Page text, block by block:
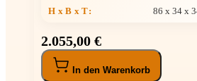
H x B x T: 86 x 34 x
2.055,00 €
In den Warenkorb